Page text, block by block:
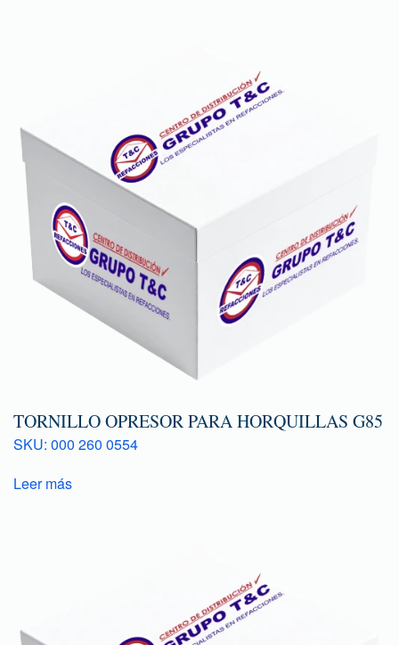
TORNILLO OPRESOR PARA HORQUILLAS G85
SKU: 000 260 0554
Leer más